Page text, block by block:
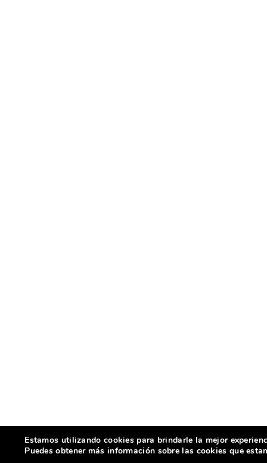
Estamos utilizando cookies para brindarle la mejor
Puedes obtener más información sobre las cookies que